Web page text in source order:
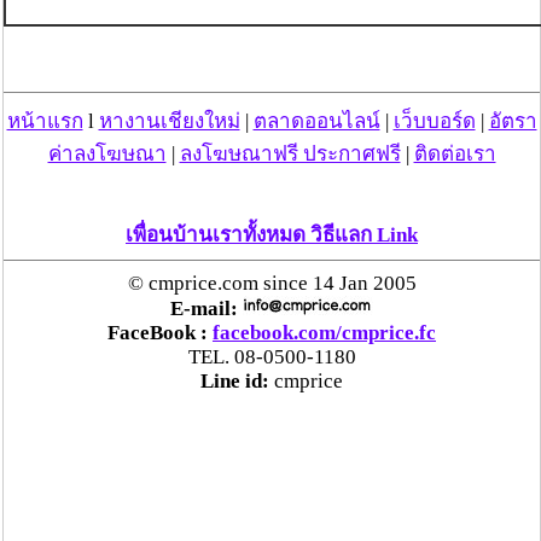
หน้าแรก l หางานเชียงใหม่ | ตลาดออนไลน์| เว็บบอร์ด | อัตรา
ค่าลงโฆษณา | ลงโฆษณาฟรี ประกาศฟรี| ติดต่อเรา
เพื่อนบ้านเราทั้งหมด วิธีแลก Link
© cmprice.com since 14 Jan 2005
E-mail:
FaceBook : facebook.com/cmprice.fc
TEL. 08-0500-1180
Line id: cmprice